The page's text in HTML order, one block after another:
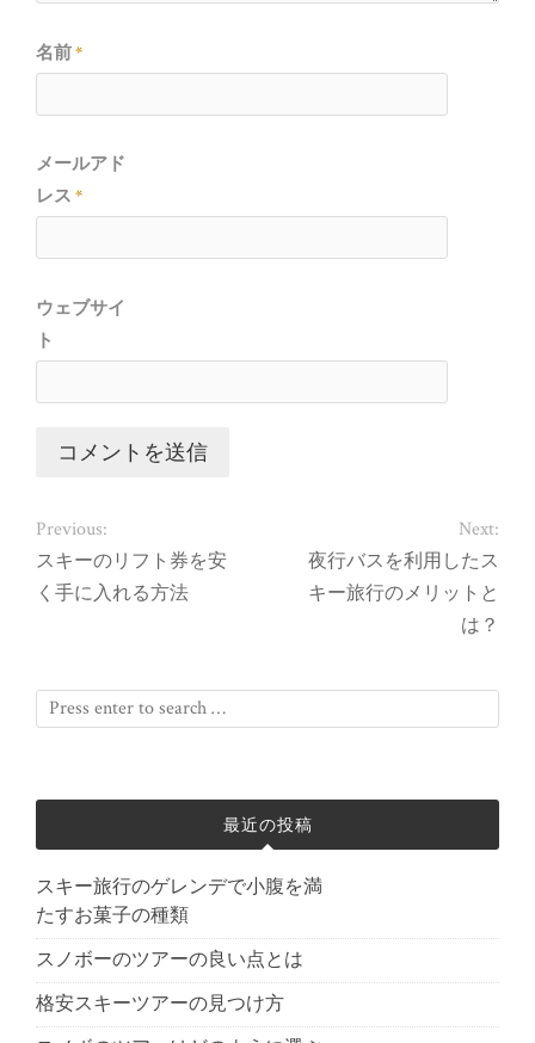
名前*
メールアド
レス *
ウェブサイ
ト
Previous:
スキーのリフト券を安
く手に入れる方法
Next:
夜行バスを利用したス
キー旅行のメリットと
は？
最近の投稿
スキー旅行のゲレンデで小腹を満
たすお菓子の種類
スノボーのツアーの良い点とは
格安スキーツアーの見つけ方